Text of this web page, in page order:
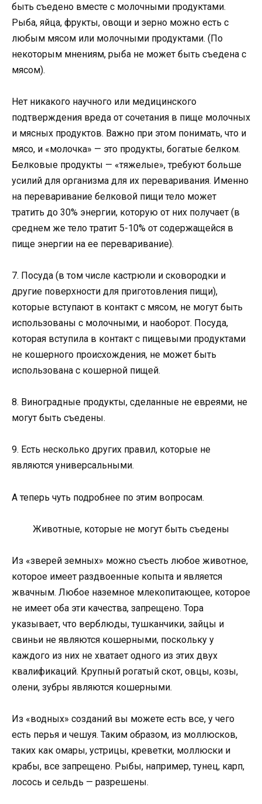
быть съедено вместе с молочными продуктами.
Рыба, яйца, фрукты, овощи и зерно можно есть с
любым мясом или молочными продуктами. (По
некоторым мнениям, рыба не может быть съедена с
мясом).
Нет никакого научного или медицинского
подтверждения вреда от сочетания в пище молочных
и мясных продуктов. Важно при этом понимать, что и
мясо, и «молочка» — это продукты, богатые белком.
Белковые продукты — «тяжелые», требуют больше
усилий для организма для их переваривания. Именно
на переваривание белковой пищи тело может
тратить до 30% энергии, которую от них получает (в
среднем же тело тратит 5-10% от содержащейся в
пище энергии на ее переваривание).
7. Посуда (в том числе кастрюли и сковородки и
другие поверхности для приготовления пищи),
которые вступают в контакт с мясом, не могут быть
использованы с молочными, и наоборот. Посуда,
которая вступила в контакт с пищевыми продуктами
не кошерного происхождения, не может быть
использована с кошерной пищей.
8. Виноградные продукты, сделанные не евреями, не
могут быть съедены.
9. Есть несколько других правил, которые не
являются универсальными.
А теперь чуть подробнее по этим вопросам.
Животные, которые не могут быть съедены
Из «зверей земных» можно съесть любое животное,
которое имеет раздвоенные копыта и является
жвачным. Любое наземное млекопитающее, которое
не имеет оба эти качества, запрещено. Тора
указывает, что верблюды, тушканчики, зайцы и
свиньи не являются кошерными, поскольку у
каждого из них не хватает одного из этих двух
квалификаций. Крупный рогатый скот, овцы, козы,
олени, зубры являются кошерными.
Из «водных» созданий вы можете есть все, у чего
есть перья и чешуя. Таким образом, из моллюсков,
таких как омары, устрицы, креветки, моллюски и
крабы, все запрещено. Рыбы, например, тунец, карп,
лосось и сельдь — разрешены.